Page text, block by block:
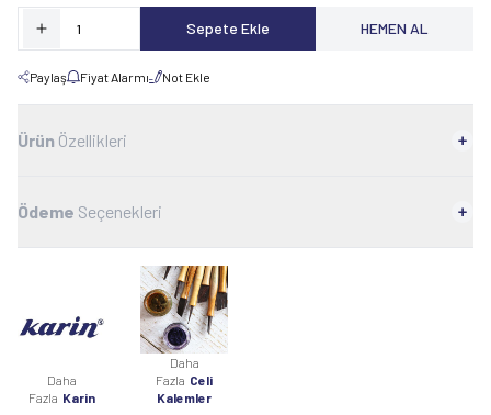
Sepete Ekle HEMEN AL
Paylaş Fiyat Alarmı Not Ekle
Ürün Özellikleri
Ödeme Seçenekleri
Daha
Fazla Karin
Daha
Fazla Celi
Kalemler